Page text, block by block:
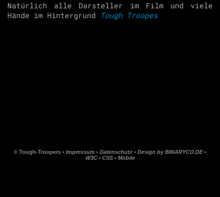
Natürlich alle Darsteller im Film und viele
Hände im Hintergrund
Tough Troopes
© Tough-Troopers • Impressum • Datenschutz • Design by BINARYCO.DE•
W3C • CSS • Mobile